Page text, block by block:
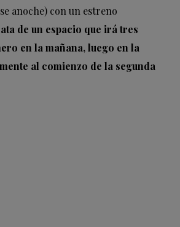
anoche) con un estreno
de un espacio que irá tres
en la mañana, luego en la
al comienzo de la segunda